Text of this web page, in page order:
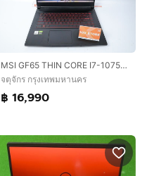
MSI GF65 THIN CORE I7-10750H.RTX3060 RAM16.512GB
จตุจักร กรุงเทพมหานคร
฿ 16,990